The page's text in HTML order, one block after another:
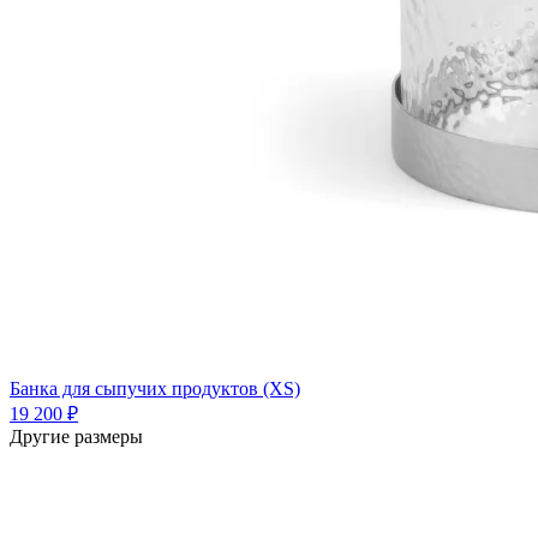
Банка для сыпучих продуктов (XS)
19 200 ₽
Другие размеры